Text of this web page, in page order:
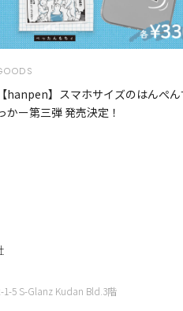
【hanpen】スマホサイズのはんぺん
かー第三弾 発売決定！
5 S-Glanz Kudan Bld.3階